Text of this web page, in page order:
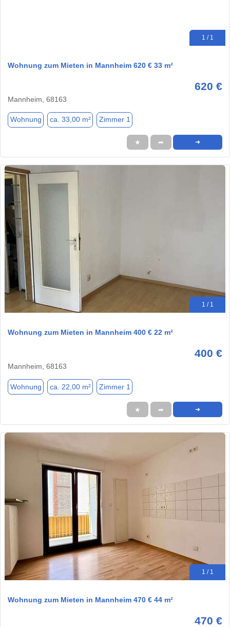
1 / 1
Wohnung zum Mieten in Mannheim 620 € 33 m²
620 €
Mannheim, 68163
Wohnung ca. 33,00 m² Zimmer 1
★ ➦ ➜
1 / 1
Wohnung zum Mieten in Mannheim 400 € 22 m²
400 €
Mannheim, 68163
Wohnung ca. 22,00 m² Zimmer 1
★ ➦ ➜
1 / 1
Wohnung zum Mieten in Mannheim 470 € 44 m²
470 €